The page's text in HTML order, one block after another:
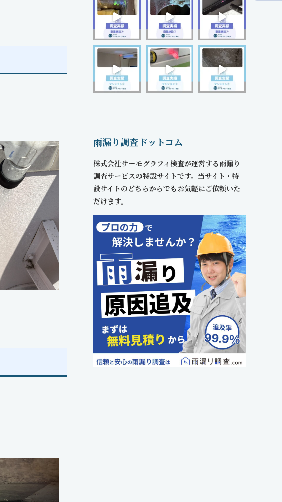
雨漏り調査ドットコム
株式会社サーモグラフィ検査が運営する雨漏り
調査サービスの特設サイトです。当サイト・特
設サイトのどちらからでもお気軽にご依頼いた
だけます。